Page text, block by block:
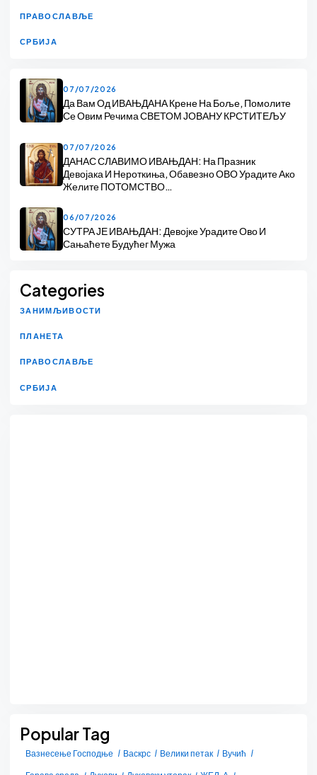
ПРАВОСЛАВЉЕ
СРБИЈА
07/07/2026
Да Вам Од ИВАЊДАНА Крене На Боље, Помолите
Се Овим Речима СВЕТОМ ЈОВАНУ КРСТИТЕЉУ
07/07/2026
ДАНАС СЛАВИМО ИВАЊДАН: На Празник
Девојака И Нероткиња, Обавезно ОВО Урадите Ако
Желите ПОТОМСТВО…
06/07/2026
СУТРА ЈЕ ИВАЊДАН: Девојке Урадите Ово И
Сањаћете Будућег Мужа
Categories
ЗАНИМЉИВОСТИ
ПЛАНЕТА
ПРАВОСЛАВЉЕ
СРБИЈА
Popular Tag
Вазнесење Господње Васкрс Велики петак
Вучић